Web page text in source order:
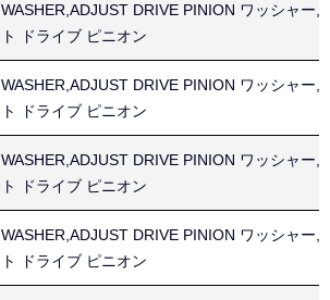
WASHER,ADJUST DRIVE PINION ワッシャー,
ト ドライブ ピニオン
WASHER,ADJUST DRIVE PINION ワッシャー,
ト ドライブ ピニオン
WASHER,ADJUST DRIVE PINION ワッシャー,
ト ドライブ ピニオン
WASHER,ADJUST DRIVE PINION ワッシャー,
ト ドライブ ピニオン